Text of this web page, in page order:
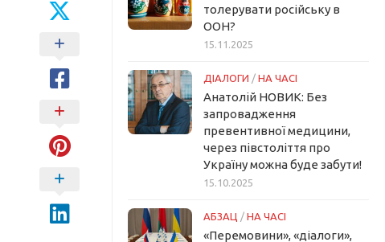
толерувати російську в
ООН?
15.11.2025
ДІАЛОГИ / НА ЧАСІ
Анатолій НОВИК: Без
запровадження
превентивної медицини,
через півстоліття про
Україну можна буде забути!
15.10.2025
АБЗАЦ / НА ЧАСІ
«Перемовини», «діалоги»,